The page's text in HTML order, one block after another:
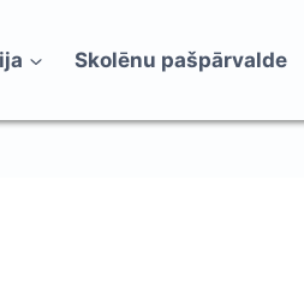
Skolēnu pašpārvalde